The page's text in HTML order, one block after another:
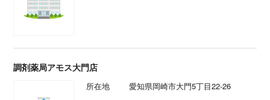
調剤薬局アモス大門店
所在地 愛知県岡崎市大門5丁目22-26